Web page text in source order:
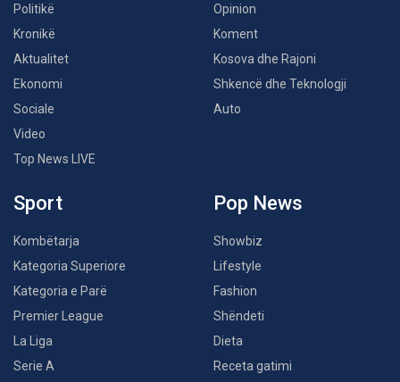
Politikë
Kronikë
Aktualitet
Ekonomi
Sociale
Video
Top News LIVE
Opinion
Koment
Kosova dhe Rajoni
Shkencë dhe Teknologji
Auto
Sport
Kombëtarja
Kategoria Superiore
Kategoria e Parë
Premier League
La Liga
Serie A
Pop News
Showbiz
Lifestyle
Fashion
Shëndeti
Dieta
Receta gatimi